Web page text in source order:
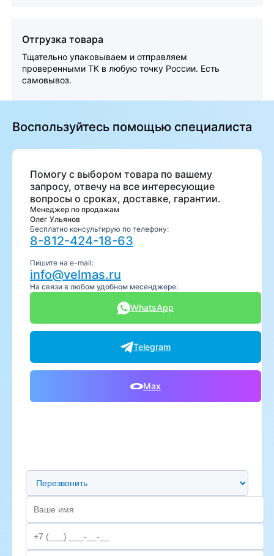
Отгрузка товара
Тщательно упаковываем и отправляем
проверенными ТК в любую точку России. Есть
самовывоз.
Воспользуйтесь помощью специалиста
Помогу с выбором товара по вашему
запросу, отвечу на все интересующие
вопросы о сроках, доставке, гарантии.
Менеджер по продажам
Олег Ульянов
Бесплатно консультирую по телефону:
8-812-424-18-63
Пишите на e-mail:
info@velmas.ru
На связи в любом удобном месенджере:
WhatsApp
Telegram
Max
Предпочтительный способ связи